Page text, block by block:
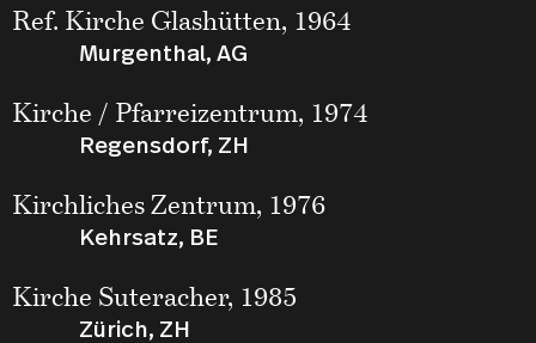
Ref. Kirche Glashütten, 1964
Murgenthal, AG
Kirche / Pfarreizentrum, 1974
Regensdorf, ZH
Kirchliches Zentrum, 1976
Kehrsatz, BE
Kirche Suteracher, 1985
Zürich, ZH